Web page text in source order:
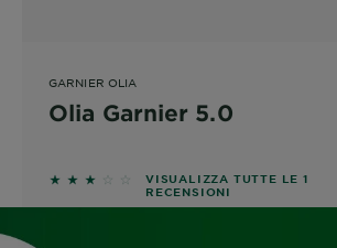
GARNIER OLIA
Olia Garnier 5.0
3 out of 5 stars based on reviews
VISUALIZZA TUTTE LE 1
RECENSIONI